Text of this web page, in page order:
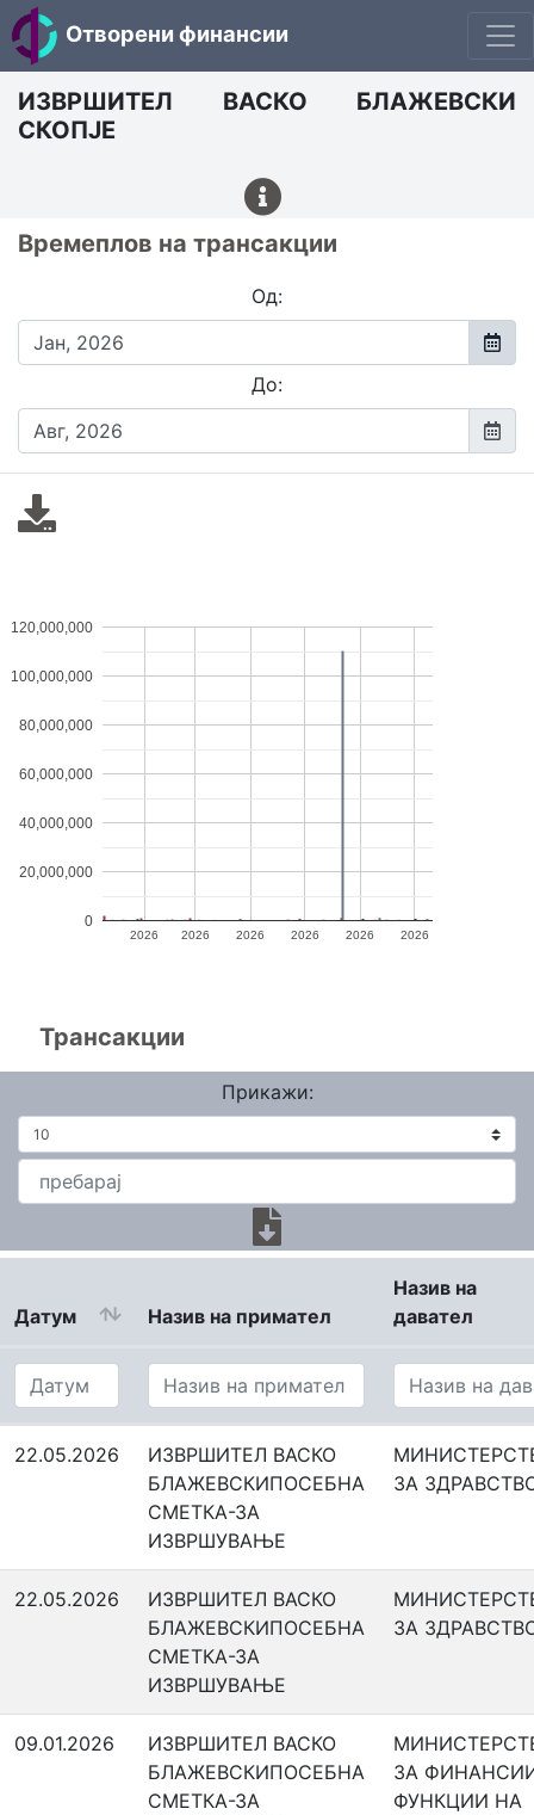
Отворени финансии
ИЗВРШИТЕЛ ВАСКО БЛАЖЕВСКИ
СКОПЈЕ
Времеплов на трансакции
Од:
До:
2026 2026 2026 2026 2026 2026
0
20,000,000
40,000,000
60,000,000
80,000,000
100,000,000
120,000,000
Трансакции
Прикажи:
Датум Назив на примател
Назив на
давател
22.05.2026
ИЗВРШИТЕЛ ВАСКО
БЛАЖЕВСКИПОСЕБНА
СМЕТКА-ЗА
ИЗВРШУВАЊЕ
ЗА
22.05.2026
ИЗВРШИТЕЛ ВАСКО
БЛАЖЕВСКИПОСЕБНА
СМЕТКА-ЗА
ИЗВРШУВАЊЕ
ЗА
09.01.2026
ИЗВРШИТЕЛ ВАСКО
БЛАЖЕВСКИПОСЕБНА
СМЕТКА-ЗА
ЗА
ФУНКЦИИ НА